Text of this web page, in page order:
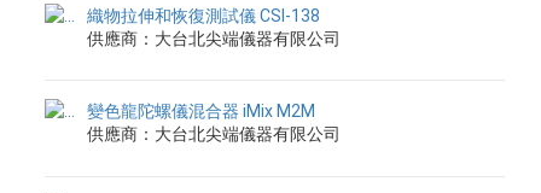
織物拉伸和恢復測試儀 CSI-138
供應商：大台北尖端儀器有限公司
變色龍陀螺儀混合器 iMix M2M
供應商：大台北尖端儀器有限公司